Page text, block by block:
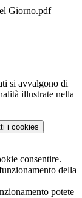
Giorno.pdf
si avvalgono di
illustrate nella
i cookies
consentire.
della
potete